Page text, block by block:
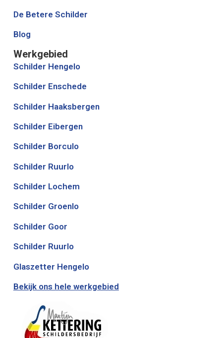
Werkgebied
Schilder Hengelo
Schilder Enschede
Schilder Haaksbergen
Schilder Eibergen
Schilder Borculo
Schilder Ruurlo
Schilder Lochem
Schilder Groenlo
Schilder Goor
Schilder Ruurlo
Glaszetter Hengelo
Bekijk ons hele werkgebied
De Betere Schilder
Blog